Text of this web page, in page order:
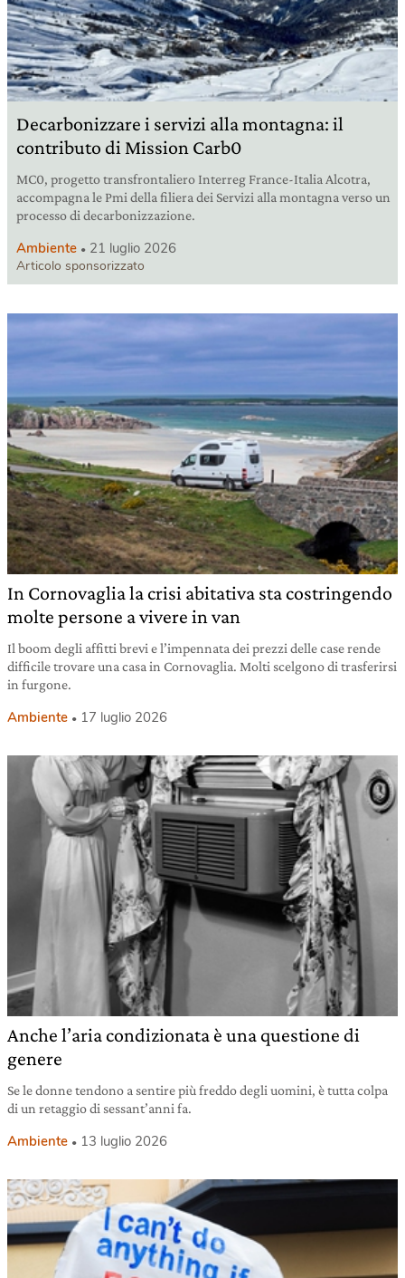
Decarbonizzare i servizi alla montagna: il
contributo di Mission Carb0
MC0, progetto transfrontaliero Interreg France-Italia Alcotra,
accompagna le Pmi della filiera dei Servizi alla montagna verso un
processo di decarbonizzazione.
Ambiente 21 luglio 2026
Articolo sponsorizzato
In Cornovaglia la crisi abitativa sta costringendo
molte persone a vivere in van
Il boom degli affitti brevi e l’impennata dei prezzi delle case rende
difficile trovare una casa in Cornovaglia. Molti scelgono di trasferirsi
in furgone.
Ambiente 17 luglio 2026
Anche l’aria condizionata è una questione di
genere
Se le donne tendono a sentire più freddo degli uomini, è tutta colpa
di un retaggio di sessant’anni fa.
Ambiente 13 luglio 2026